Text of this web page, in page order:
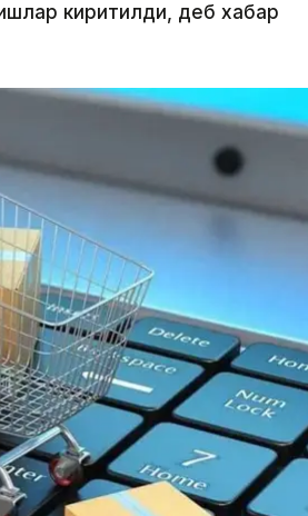
киритилди, деб хабар